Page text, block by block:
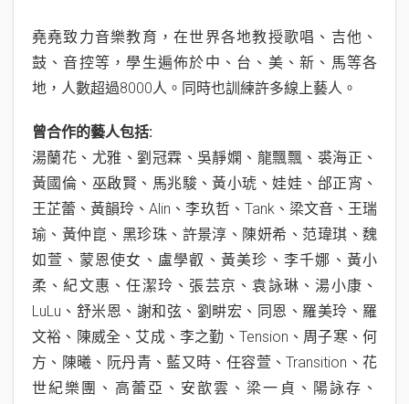
堯堯致力音樂教育，在世界各地教授歌唱、吉他、
鼓、音控等，學生遍佈於中、台、美、新、馬等各
地，人數超過8000人。同時也訓練許多線上藝人。
曾合作的藝人包括:
湯蘭花、尤雅、劉冠霖、吳靜嫻、龍飄飄、裘海正、
黃國倫、巫啟賢、馬兆駿、黃小琥、娃娃、邰正宵、
王芷蕾、黃韻玲、Alin、李玖哲、Tank、梁文音、王瑞
瑜、黃仲崑、黑珍珠、許景淳、陳妍希、范瑋琪、魏
如萱、蒙恩使女、盧學叡、黃美珍、李千娜、黃小
柔、紀文惠、任潔玲、張芸京、袁詠琳、湯小康、
LuLu、舒米恩、謝和弦、劉畊宏、同恩、羅美玲、羅
文裕、陳威全、艾成、李之勤、Tension、周子寒、何
方、陳曦、阮丹青、藍又時、任容萱、Transition、花
世紀樂團、高蕾亞、安歆雲、梁一貞、陽詠存、